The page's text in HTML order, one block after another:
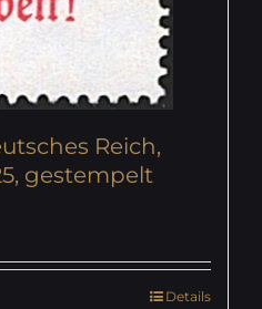
Reich,
gestempelt
Details